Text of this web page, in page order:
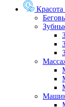
Красота